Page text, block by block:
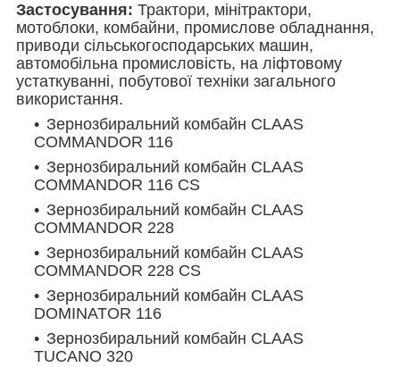
Застосування: Трактори, мінітрактори,
мотоблоки, комбайни, промислове обладнання,
приводи сільськогосподарських машин,
автомобільна промисловість, на ліфтовому
устаткуванні, побутової техніки загального
використання.
Зернозбиральний комбайн CLAAS
COMMANDOR 116
Зернозбиральний комбайн CLAAS
COMMANDOR 116 CS
Зернозбиральний комбайн CLAAS
COMMANDOR 228
Зернозбиральний комбайн CLAAS
COMMANDOR 228 CS
Зернозбиральний комбайн CLAAS
DOMINATOR 116
Зернозбиральний комбайн CLAAS
TUCANO 320